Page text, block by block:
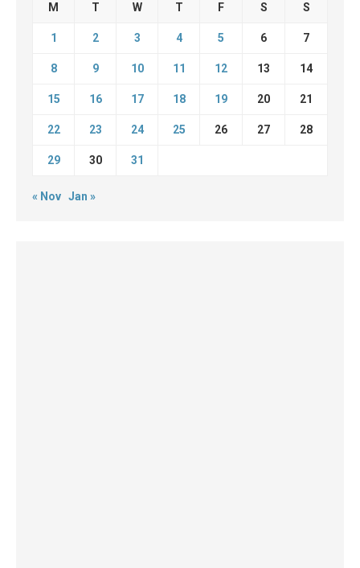
M T W T F S S
1 2 3 4 5 6 7
8 9 10 11 12 13 14
15 16 17 18 19 20 21
22 23 24 25 26 27 28
29 30 31
« Nov Jan »